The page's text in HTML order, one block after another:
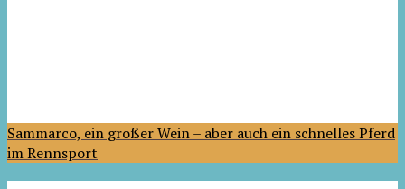
Sammarco, ein großer Wein – aber auch ein schnelles Pferd
im Rennsport